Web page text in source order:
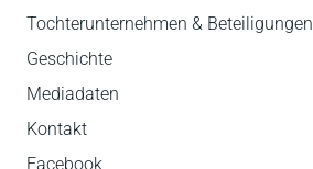
Tochterunternehmen & Beteiligungen
Geschichte
Mediadaten
Kontakt
Facebook